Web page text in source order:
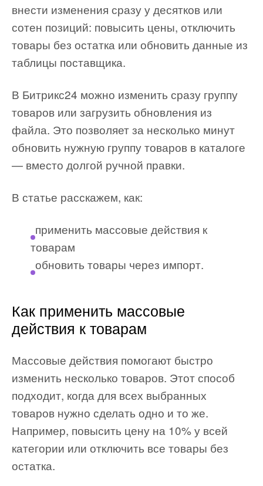
внести изменения сразу у десятков или
сотен позиций: повысить цены, отключить
товары без остатка или обновить данные из
таблицы поставщика.
В Битрикс24 можно изменить сразу группу
товаров или загрузить обновления из
файла. Это позволяет за несколько минут
обновить нужную группу товаров в каталоге
— вместо долгой ручной правки.
В статье расскажем, как:
применить массовые действия к
товарам
обновить товары через импорт.
Как применить массовые
действия к товарам
Массовые действия помогают быстро
изменить несколько товаров. Этот способ
подходит, когда для всех выбранных
товаров нужно сделать одно и то же.
Например, повысить цену на 10% у всей
категории или отключить все товары без
остатка.